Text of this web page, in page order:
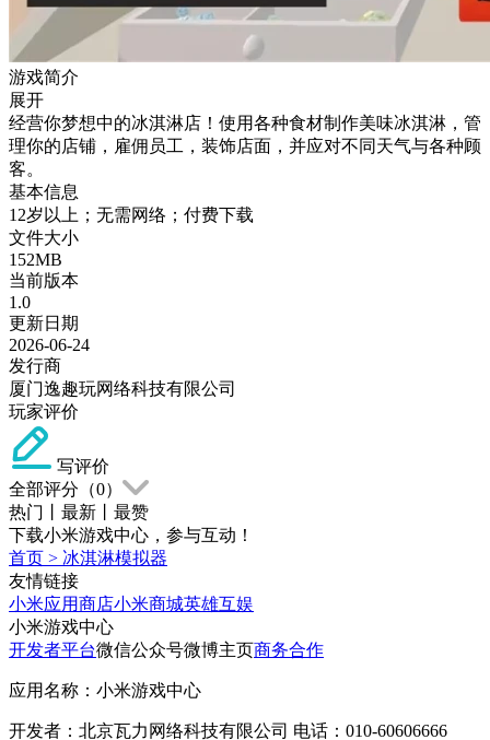
游戏简介
展开
经营你梦想中的冰淇淋店！使用各种食材制作美味冰淇淋，管
理你的店铺，雇佣员工，装饰店面，并应对不同天气与各种顾
客。
基本信息
12岁以上；无需网络；付费下载
文件大小
152MB
当前版本
1.0
更新日期
2026-06-24
发行商
厦门逸趣玩网络科技有限公司
玩家评价
写评价
全部评分（0）
热门
最新
最赞
下载小米游戏中心，参与互动！
首页 > 冰淇淋模拟器
友情链接
小米应用商店小米商城英雄互娱
小米游戏中心
开发者平台微信公众号微博主页商务合作
应用名称：小米游戏中心
开发者：北京瓦力网络科技有限公司 电话：010-60606666